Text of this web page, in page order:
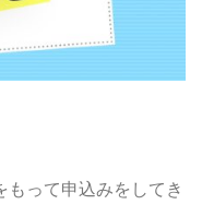
って申込みをしてき